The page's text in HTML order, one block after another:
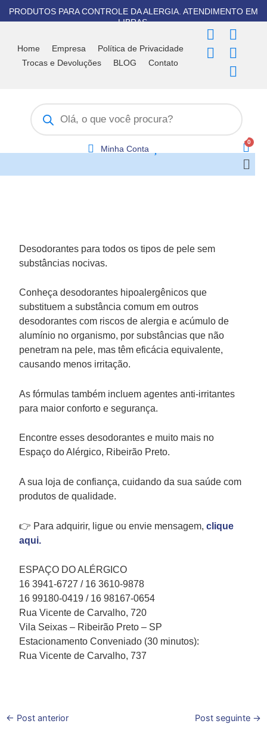
para
conteúdo
PRODUTOS PARA CONTROLE DA ALERGIA. ATENDIMENTO EM
LIBRAS.
Home Empresa
Política de Privacidade
Trocas e Devoluções
BLOG Contato
F
a
c
o
k
I
n
s
t
g
a
m
T
i
k
k
Y
o
u
t
b
W
h
a
t
a
p
p
Minha Conta
Pesquisar
produtos
Desodorantes para todos os tipos de pele sem
substâncias nocivas.
Conheça desodorantes hipoalergênicos que
substituem a substância comum em outros
desodorantes com riscos de alergia e acúmulo de
alumínio no organismo, por substâncias que não
penetram na pele, mas têm eficácia equivalente,
causando menos irritação.
As fórmulas também incluem agentes anti-irritantes
para maior conforto e segurança.
Encontre esses desodorantes e muito mais no
Espaço do Alérgico, Ribeirão Preto.
A sua loja de confiança, cuidando da sua saúde com
produtos de qualidade.
👉 Para adquirir, ligue ou envie mensagem,clique
aqui.
ESPAÇO DO ALÉRGICO
16 3941-6727 / 16 3610-9878
16 99180-0419 / 16 98167-0654
Rua Vicente de Carvalho, 720
Vila Seixas – Ribeirão Preto – SP
Estacionamento Conveniado (30 minutos):
Rua Vicente de Carvalho, 737
← Post anterior Post seguinte →